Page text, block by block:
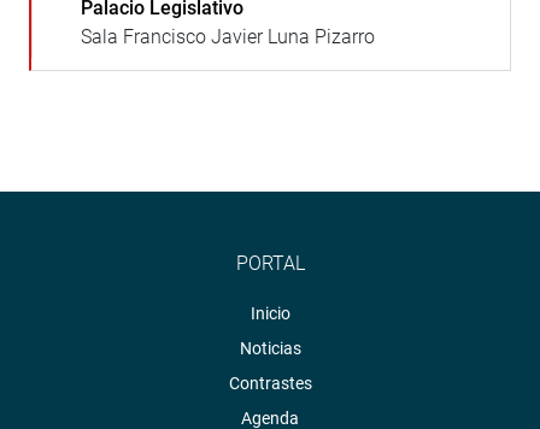
Palacio Legislativo
Sala Francisco Javier Luna Pizarro
PORTAL
Inicio
Noticias
Contrastes
Agenda